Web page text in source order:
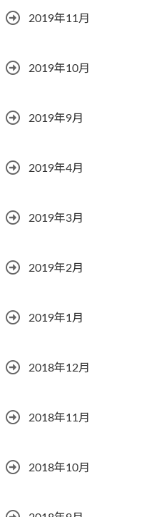
2019年11月
2019年10月
2019年9月
2019年4月
2019年3月
2019年2月
2019年1月
2018年12月
2018年11月
2018年10月